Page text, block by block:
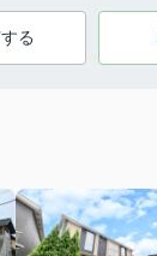
る